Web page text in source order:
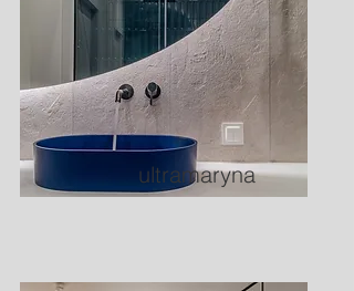
ultramaryna